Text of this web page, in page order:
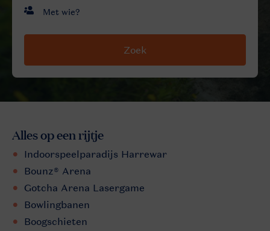
Zoek
Alles op een rijtje
Indoorspeelparadijs Harrewar
Bounz® Arena
Gotcha Arena Lasergame
Bowlingbanen
Boogschieten